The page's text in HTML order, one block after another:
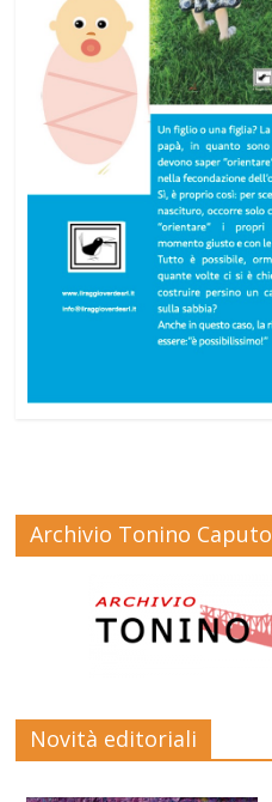
Archivio Tonino Caputo
Novità editoriali